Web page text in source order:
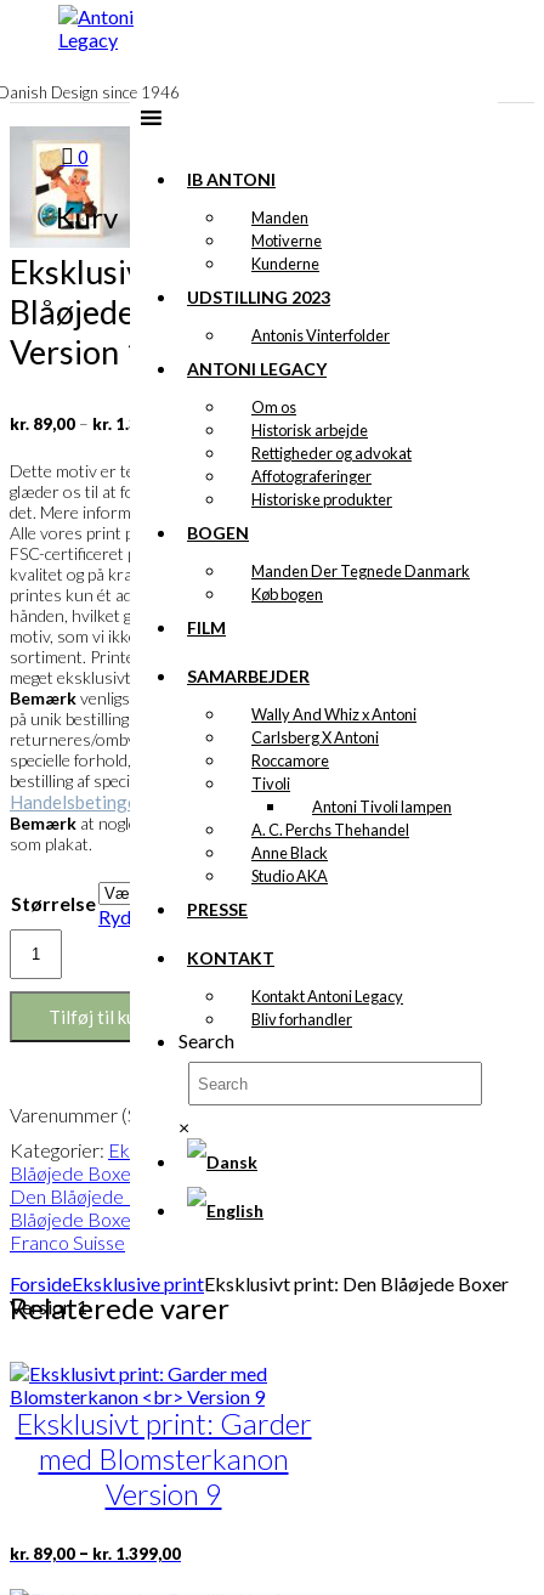
indhold
Design since 1946
IB ANTONI
Manden
Motiverne
Kunderne
UDSTILLING 2023
Antonis Vinterfolder
ANTONI LEGACY
Om os
Historisk arbejde
Rettigheder og advokat
Affotograferinger
Historiske produkter
BOGEN
Manden Der Tegnede Danmark
Køb bogen
FILM
SAMARBEJDER
Wally And Whiz x Antoni
Carlsberg X Antoni
Roccamore
Tivoli
Antoni Tivoli lampen
A. C. Perchs Thehandel
Anne Black
Studio AKA
PRESSE
KONTAKT
Kontakt Antoni Legacy
Bliv forhandler
Search
×
0
Kurv
ForsideEksklusive printEksklusivt print: Den Blåøjede Boxer
Version 1
Eksklusivt print: Den
Blåøjede Boxer
Version 1
kr. 89,00 – kr. 1.399,00
Prisinterval:
kr. 89,00
kr. 1.399,00
Dette motiv er tegnet af Ib Antoniog vi
glæder os til at fortælle dig meget mere om
det. Mere information følger snarest.
Alle vores print produceres i Danmark på
FSC-certificeret papir i en meget flot
kvalitet og på kraftigt papir. Et specialprint
printes kun ét ad gangen og skæres ud i
hånden, hvilket gør det muligt, at bestille et
motiv, som vi ikke har i vores faste
sortiment. Printets overflade fremstår
meget eksklusivt og farverne meget klare.
Bemærkvenligst at specialprint kun laves
på unik bestilling og derfor ikke kan
returneres/ombyttes. Husk at læse de
specielle forhold, der gør sig gældende ved
bestilling af specialprint under vores
Handelsbetingelser
Bemærk at nogle motiver måske findes
som plakat.
Størrelse
Ryd
print:
Den
Blåøjede
Boxer
Tilføj til kurv
Varenummer (SKU):
Kategorier: Eksklusive print
Blåøjede Boxer | Findes i 2 versioner
Den Blåøjede Boxer | Version 1
Blåøjede Boxer | Findes i 2 versioner
Franco Suisse
Relaterede varer
Eksklusivt print: Garder
med Blomsterkanon
Version 9
kr. 89,00 – kr. 1.399,00Prisinterval:
kr. 89,00
Dette
vare